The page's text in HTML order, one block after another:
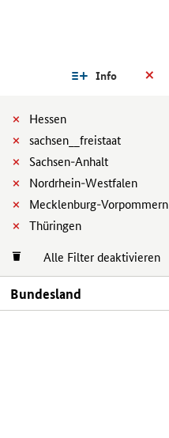
Info
Hessen
sachsen__freistaat
Sachsen-Anhalt
Nordrhein-Westfalen
Mecklenburg-Vorpommern
Thüringen
Alle Filter deaktivieren
Bundesland